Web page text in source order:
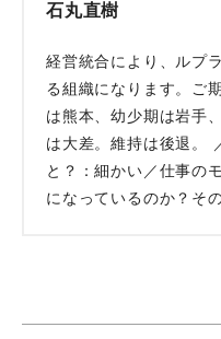
石丸直樹
経営統合により、ルプ
る組織になります。ご
は熊本、幼少期は岩手
は大差。維持は後退。
と？：細かい／仕事の
になっているのか？そ